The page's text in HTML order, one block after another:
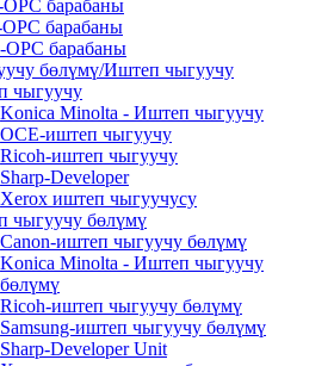
барабаны
OPC барабаны
OPC барабаны
бөлүмү/Иштеп чыгуучу
чыгуучу
Konica Minolta - Иштеп чыгуучу
OCE-иштеп чыгуучу
Ricoh-иштеп чыгуучу
Sharp-Developer
Xerox иштеп чыгуучусу
чыгуучу бөлүмү
Canon-иштеп чыгуучу бөлүмү
Konica Minolta - Иштеп чыгуучу
бөлүмү
Ricoh-иштеп чыгуучу бөлүмү
Samsung-иштеп чыгуучу бөлүмү
Sharp-Developer Unit